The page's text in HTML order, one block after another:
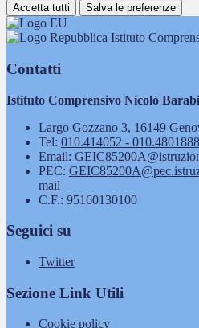
Accetta tutti Salva le preferenze
Istituto
Contatti
Istituto Comprensivo Nicolò
Largo Gozzano 3, 16149
Tel: 010.414052 - 010.4801888
Email:
PEC:
mail
C.F.: 95160130100
Seguici su
Twitter
Sezione Link Utili
Cookie policy